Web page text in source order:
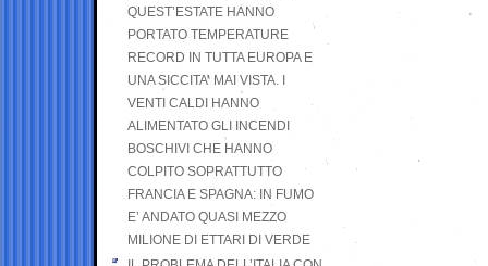
QUEST’ESTATE HANNO
PORTATO TEMPERATURE
RECORD IN TUTTA EUROPA E
UNA SICCITA’ MAI VISTA. I
VENTI CALDI HANNO
ALIMENTATO GLI INCENDI
BOSCHIVI CHE HANNO
COLPITO SOPRATTUTTO
FRANCIA E SPAGNA: IN FUMO
E’ ANDATO QUASI MEZZO
MILIONE DI ETTARI DI VERDE